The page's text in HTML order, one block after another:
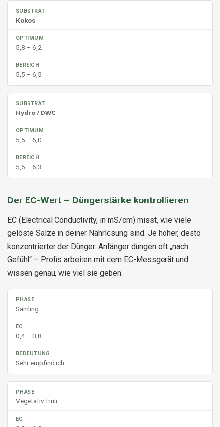
Kokos
5,8 – 6,2
5,5 – 6,5
Hydro / DWC
5,5 – 6,0
5,5 – 6,3
Der EC-Wert – Düngerstärke kontrollieren
EC (Electrical Conductivity, in mS/cm) misst, wie viele
gelöste Salze in deiner Nährlösung sind. Je höher, desto
konzentrierter der Dünger. Anfänger düngen oft „nach
Gefühl“ – Profis arbeiten mit dem EC-Messgerät und
wissen genau, wie viel sie geben.
Sämling
0,4 – 0,8
Sehr empfindlich
Vegetativ früh